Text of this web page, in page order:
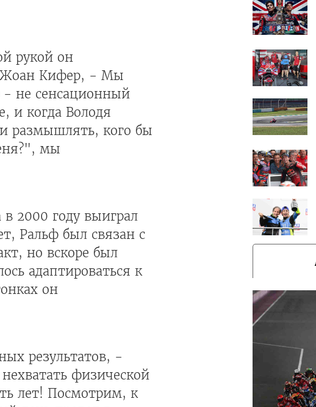
рукой он
Жоан Кифер, - Мы
- не сенсационный
и когда Володя
размышлять, кого бы
мы
в 2000 году выиграл
Ральф был связан с
но вскоре был
адаптироваться к
он
результатов, -
физической
лет! Посмотрим, к